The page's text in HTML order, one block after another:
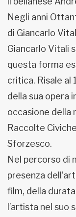
Negli anni
di Giancarlo
Giancarlo Vitali
questa forma
critica. Risale
della sua opera
occasione della
Raccolte
Sforzesco.
Nel percorso di
presenza
film, della
l’artista nel suo